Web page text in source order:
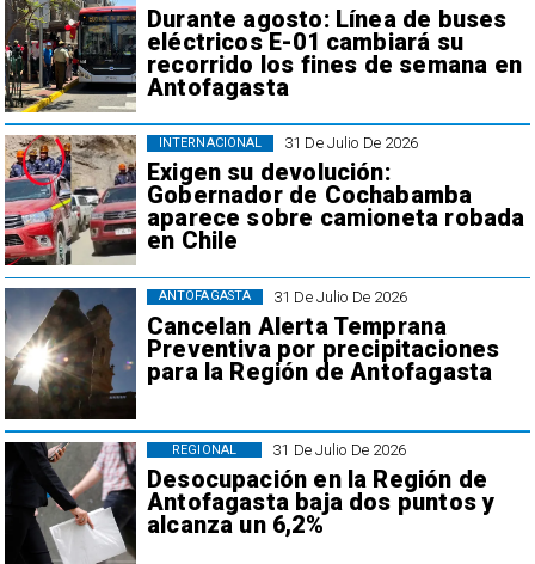
Durante agosto: Línea de buses
eléctricos E-01 cambiará su
recorrido los fines de semana en
Antofagasta
31 De Julio De 2026
Exigen su devolución:
Gobernador de Cochabamba
aparece sobre camioneta robada
en Chile
INTERNACIONAL
31 De Julio De 2026
Cancelan Alerta Temprana
Preventiva por precipitaciones
para la Región de Antofagasta
ANTOFAGASTA
31 De Julio De 2026
Desocupación en la Región de
Antofagasta baja dos puntos y
alcanza un 6,2%
REGIONAL